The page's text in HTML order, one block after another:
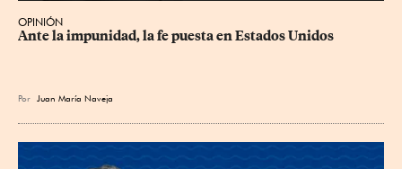
OPINIÓN
Ante la impunidad, la fe puesta en Estados Unidos
Por Juan María Naveja